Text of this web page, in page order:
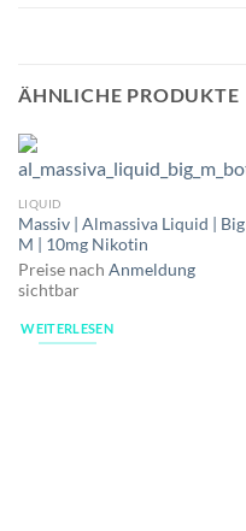
ÄHNLICHE PRODUKTE
LIQUID
Massiv | Almassiva Liquid | Big
M | 10mg Nikotin
Preise nach Anmeldung
sichtbar
WEITERLESEN